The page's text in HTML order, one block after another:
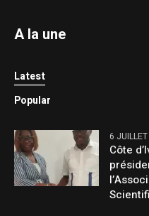
A la une
Latest
Popular
6
Côte